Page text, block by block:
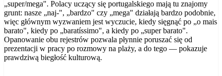
„super/mega". Polacy uczący się portugalskiego mają tu znajomy
grunt: nasze „naj-", „bardzo" czy „mega" działają bardzo podobnie,
więc głównym wyzwaniem jest wyczucie, kiedy sięgnąć po „o mais
barato", kiedy po „baratíssimo", a kiedy po „super barato".
Opanowanie obu rejestrów pozwala płynnie poruszać się od
prezentacji w pracy po rozmowy na plaży, a do tego — pokazuje
prawdziwą biegłość kulturową.